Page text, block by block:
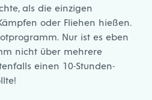
als die einzigen
oder Fliehen hießen.
Nur ist es eben
nicht über mehrere
einen 10-Stunden-